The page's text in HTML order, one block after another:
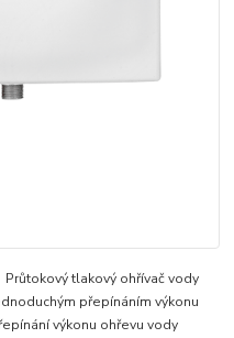
tlakový ohřívač vody
přepínáním výkonu
výkonu ohřevu vody